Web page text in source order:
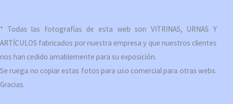
* Todas las fotografías de esta web son VITRINAS, URNAS Y
ARTÍCULOS fabricados por nuestra empresa y que nuestros clientes
nos han cedido amablemente para su exposición.
Se ruega no copiar estas fotos para uso comercial para otras webs.
Gracias.